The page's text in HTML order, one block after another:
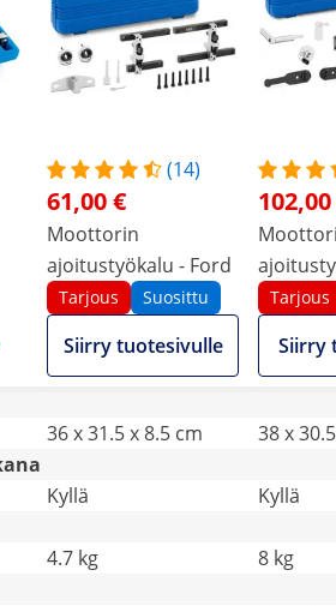
(14)
61,00 €
Moottorin
ajoitustyökalu - Ford
Tarjous Suosittu
Siirry tuotesivulle
VAG
PD -
Tarjous
Siirry
36 x 31.5 x 8.5 cm
38 x
Kyllä
Kyllä
4.7 kg
8 kg